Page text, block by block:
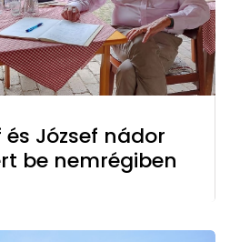
és József nádor
be nemrégiben